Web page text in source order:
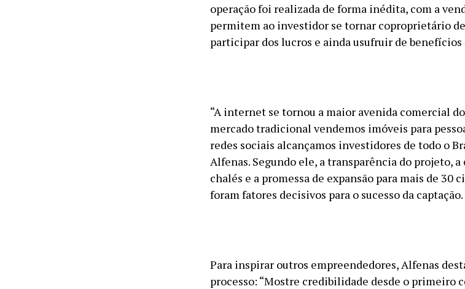
operação foi realizada de forma inédita, com a
permitem ao investidor se tornar coproprietário
participar dos lucros e ainda usufruir de benefícios
“A internet se tornou a maior avenida comercial
mercado tradicional vendemos imóveis para
redes sociais alcançamos investidores de todo o
Alfenas. Segundo ele, a transparência do projeto,
chalés e a promessa de expansão para mais de 30
foram fatores decisivos para o sucesso da captação.
Para inspirar outros empreendedores, Alfenas
processo: “Mostre credibilidade desde o primeiro